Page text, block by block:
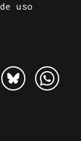
uso